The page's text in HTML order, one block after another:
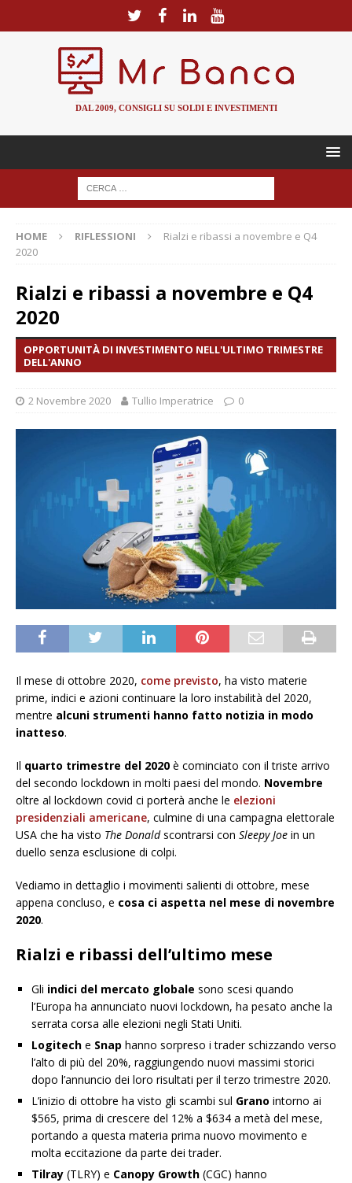
DAL 2009, CONSIGLI SU SOLDI E INVESTIMENTI
HOME RIFLESSIONI
Rialzi e ribassi a novembre e Q4
2020
Rialzi e ribassi a novembre e Q4
2020
OPPORTUNITÀ DI INVESTIMENTO NELL'ULTIMO TRIMESTRE
DELL'ANNO
2 Novembre 2020 Tullio Imperatrice 0
Il mese di ottobre 2020, come previsto, ha visto materie
prime, indici e azioni continuare la loro instabilità del 2020,
mentre alcuni strumenti hanno fatto notizia in modo
inatteso.
Il quarto trimestre del 2020 è cominciato con il triste arrivo
del secondo lockdown in molti paesi del mondo. Novembre
oltre al lockdown covid ci porterà anche le elezioni
presidenziali americane, culmine di una campagna elettorale
USA che ha visto The Donaldscontrarsi con Sleepy Joe in un
duello senza esclusione di colpi.
Vediamo in dettaglio i movimenti salienti di ottobre, mese
appena concluso, e cosa ci aspetta nel mese di novembre
2020.
Rialzi e ribassi dell’ultimo mese
Gli indici del mercato globale sono scesi quando
l’Europa ha annunciato nuovi lockdown, ha pesato anche la
serrata corsa alle elezioni negli Stati Uniti.
Logitech e Snap hanno sorpreso i trader schizzando verso
l’alto di più del 20%, raggiungendo nuovi massimi storici
dopo l’annuncio dei loro risultati per il terzo trimestre 2020.
L’inizio di ottobre ha visto gli scambi sul Grano intorno ai
$565, prima di crescere del 12% a $634 a metà del mese,
portando a questa materia prima nuovo movimento e
molta eccitazione da parte dei trader.
Tilray (TLRY) e Canopy Growth (CGC) hanno